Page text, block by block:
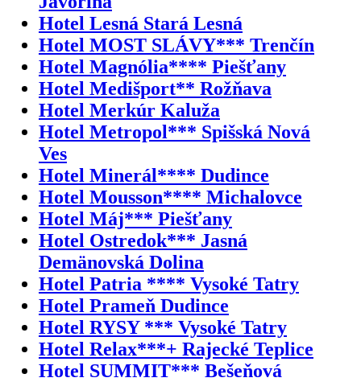
Hotel Lesná Stará Lesná
Hotel MOST SLÁVY*** Trenčín
Hotel Magnólia**** Piešťany
Hotel Medišport** Rožňava
Hotel Merkúr Kaluža
Hotel Metropol*** Spišská Nová
Ves
Hotel Minerál**** Dudince
Hotel Mousson**** Michalovce
Hotel Máj*** Piešťany
Hotel Ostredok*** Jasná
Demänovská Dolina
Hotel Patria **** Vysoké Tatry
Hotel Prameň Dudince
Hotel RYSY *** Vysoké Tatry
Hotel Relax***+ Rajecké Teplice
Hotel SUMMIT*** Bešeňová